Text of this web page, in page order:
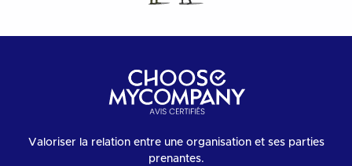
Valoriser la relation entre une organisation et ses parties
prenantes.